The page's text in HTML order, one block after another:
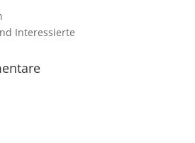
Interessierte